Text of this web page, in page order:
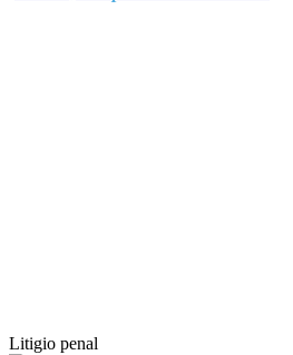
Litigio penal